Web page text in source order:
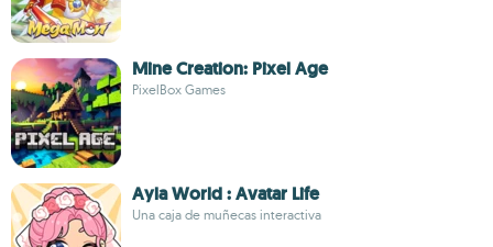
Mine Creation: Pixel Age
PixelBox Games
Ayla World : Avatar Life
Una caja de muñecas interactiva